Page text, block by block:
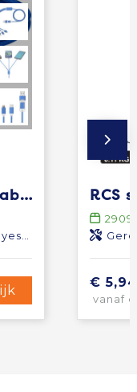
Versatile 5 in 1 oplaadkabel
2909
€ 5,94
vanaf